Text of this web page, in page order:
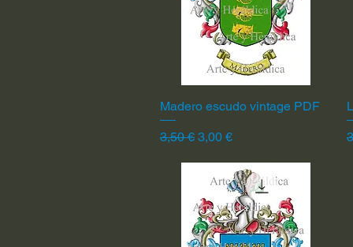
Vista rápida
Madero escudo vintage PDF
Precio
3,50 € Precio de oferta
3,00 €